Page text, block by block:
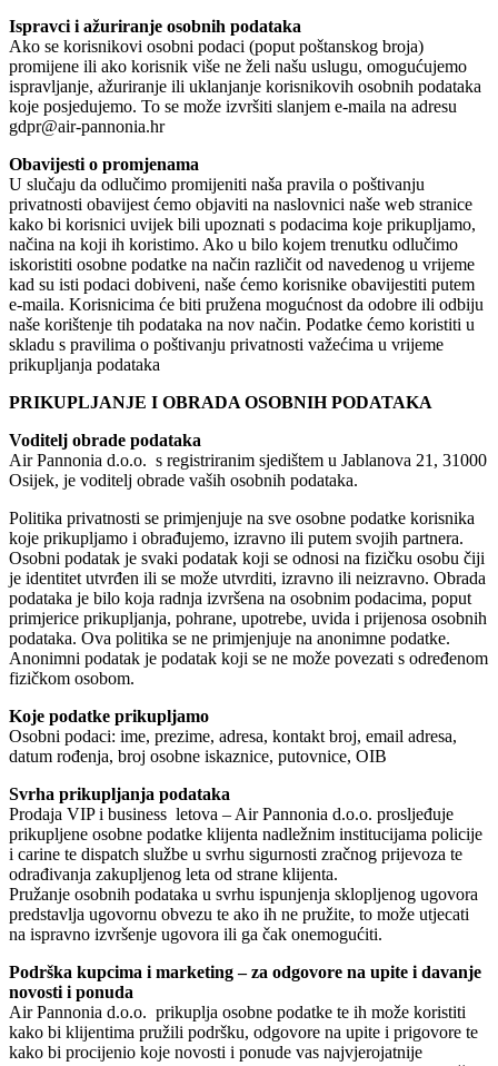
Ispravci i ažuriranje osobnih podataka
Ako se korisnikovi osobni podaci (poput poštanskog broja)
promijene ili ako korisnik više ne želi našu uslugu, omogućujemo
ispravljanje, ažuriranje ili uklanjanje korisnikovih osobnih podataka
koje posjedujemo. To se može izvršiti slanjem e-maila na adresu
gdpr@air-pannonia.hr
Obavijesti o promjenama
U slučaju da odlučimo promijeniti naša pravila o poštivanju
privatnosti obavijest ćemo objaviti na naslovnici naše web stranice
kako bi korisnici uvijek bili upoznati s podacima koje prikupljamo,
načina na koji ih koristimo. Ako u bilo kojem trenutku odlučimo
iskoristiti osobne podatke na način različit od navedenog u vrijeme
kad su isti podaci dobiveni, naše ćemo korisnike obavijestiti putem
e-maila. Korisnicima će biti pružena mogućnost da odobre ili odbiju
naše korištenje tih podataka na nov način. Podatke ćemo koristiti u
skladu s pravilima o poštivanju privatnosti važećima u vrijeme
prikupljanja podataka
PRIKUPLJANJE I OBRADA OSOBNIH PODATAKA
Voditelj obrade podataka
Air Pannonia d.o.o. s registriranim sjedištem u Jablanova 21, 31000
Osijek, je voditelj obrade vaših osobnih podataka.
Politika privatnosti se primjenjuje na sve osobne podatke korisnika
koje prikupljamo i obrađujemo, izravno ili putem svojih partnera.
Osobni podatak je svaki podatak koji se odnosi na fizičku osobu čiji
je identitet utvrđen ili se može utvrditi, izravno ili neizravno. Obrada
podataka je bilo koja radnja izvršena na osobnim podacima, poput
primjerice prikupljanja, pohrane, upotrebe, uvida i prijenosa osobnih
podataka. Ova politika se ne primjenjuje na anonimne podatke.
Anonimni podatak je podatak koji se ne može povezati s određenom
fizičkom osobom.
Koje podatke prikupljamo
Osobni podaci: ime, prezime, adresa, kontakt broj, email adresa,
datum rođenja, broj osobne iskaznice, putovnice, OIB
Svrha prikupljanja podataka
Prodaja VIP i business letova – Air Pannonia d.o.o. prosljeđuje
prikupljene osobne podatke klijenta nadležnim institucijama policije
i carine te dispatch službe u svrhu sigurnosti zračnog prijevoza te
odrađivanja zakupljenog leta od strane klijenta.
Pružanje osobnih podataka u svrhu ispunjenja sklopljenog ugovora
predstavlja ugovornu obvezu te ako ih ne pružite, to može utjecati
na ispravno izvršenje ugovora ili ga čak onemogućiti.
Podrška kupcima i marketing – za odgovore na upite i davanje
novosti i ponuda
Air Pannonia d.o.o. prikuplja osobne podatke te ih može koristiti
kako bi klijentima pružili podršku, odgovore na upite i prigovore te
kako bi procijenio koje novosti i ponude vas najvjerojatnije